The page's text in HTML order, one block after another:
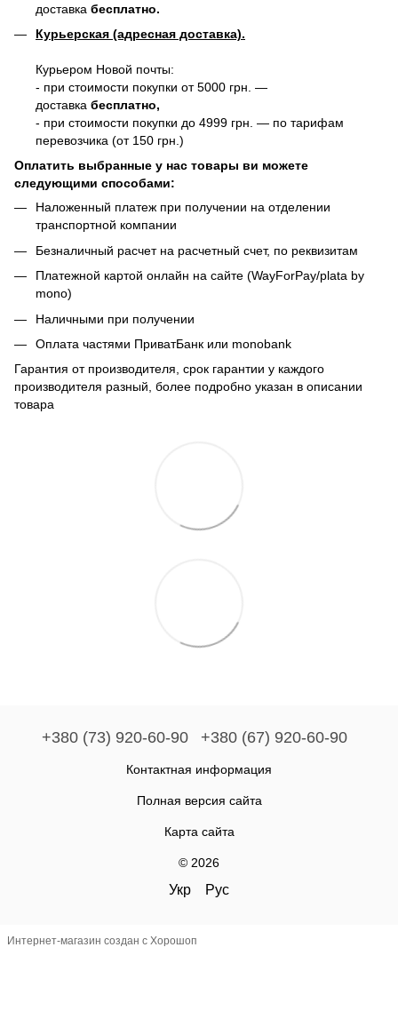
доставка бесплатно.
Курьерская (адресная доставка).
Курьером Новой почты:
- при стоимости покупки от 5000 грн. —
доставка бесплатно,
- при стоимости покупки до 4999 грн. — по тарифам
перевозчика (от 150 грн.)
Оплатить выбранные у нас товары ви можете
следующими способами:
Наложенный платеж при получении на отделении
транспортной компании
Безналичный расчет на расчетный счет, по реквизитам
Платежной картой онлайн на сайте (WayForPay/plata by
mono)
Наличными при получении
Оплата частями ПриватБанк или monobank
Гарантия от производителя, срок гарантии у каждого
производителя разный, более подробно указан в описании
товара
+380 (73) 920-60-90 +380 (67) 920-60-90
Контактная информация
Полная версия сайта
Карта сайта
© 2026
Укр Рус
Интернет-магазин создан с Хорошоп